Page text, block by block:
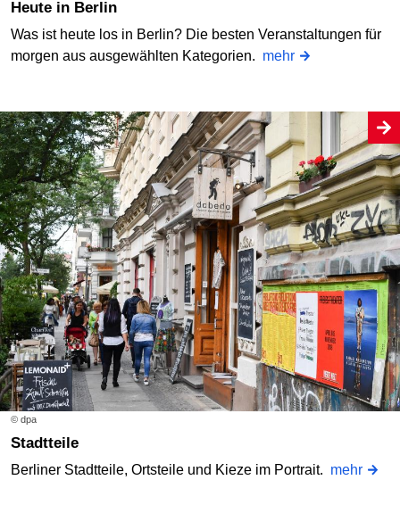
Heute in Berlin
Was ist heute los in Berlin? Die besten Veranstaltungen für
morgen aus ausgewählten Kategorien. mehr
© dpa
Stadtteile
Berliner Stadtteile, Ortsteile und Kieze im Portrait. mehr